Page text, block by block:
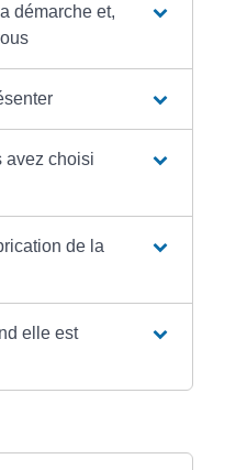
démarche et,
avez choisi
de la
elle est